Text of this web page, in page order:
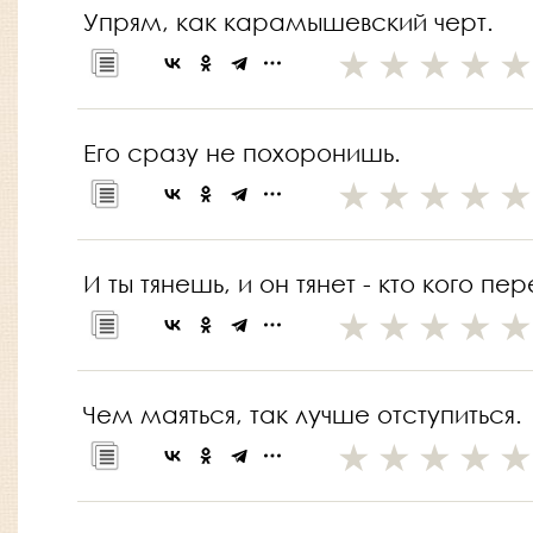
Упрям, как карамышевский черт.
Его сразу не похоронишь.
И ты тянешь, и он тянет - кто кого
Чем маяться, так лучше отступиться.